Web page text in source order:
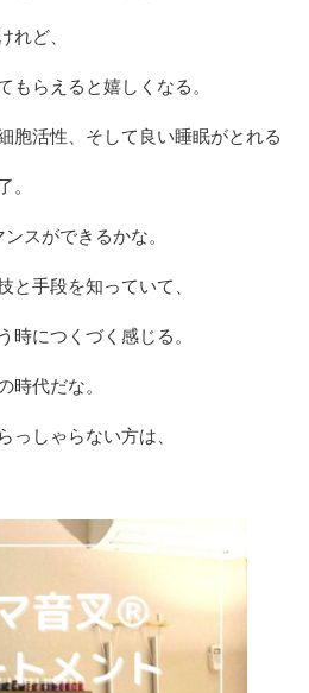
れど、
もらえると嬉しくなる。
胞活性、そして良い睡眠がとれる
。
スができるかな。
と手段を知っていて、
時につくづく感じる。
時代だな。
っしゃらない方は、